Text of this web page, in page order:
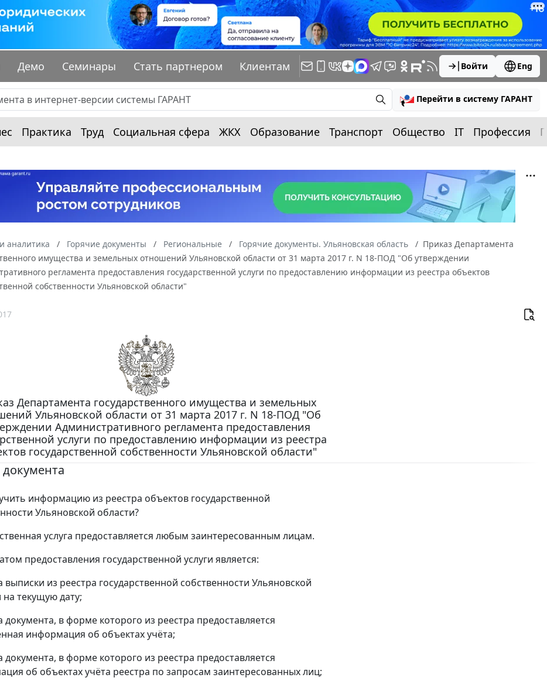
Демо Семинары Стать партнером Клиентам Войти Eng
Перейти в систему ГАРАНТ
Практика Труд Социальная сфера ЖКХ Образование Транспорт Общество IT Профессия
аналитика Горячие документы Региональные Горячие документы. Ульяновская область
Приказ Департамента
имущества и земельных отношений Ульяновской области от 31 марта 2017 г. N 18-ПОД "Об утверждении
регламента предоставления государственной услуги по предоставлению информации из реестра объектов
собственности Ульяновской области"
Департамента государственного имущества и земельных
Ульяновской области от 31 марта 2017 г. N 18-ПОД "Об
Административного регламента предоставления
услуги по предоставлению информации из реестра
государственной собственности Ульяновской области"
информацию из реестра объектов государственной
Ульяновской области?
услуга предоставляется любым заинтересованным лицам.
предоставления государственной услуги является:
выписки из реестра государственной собственности Ульяновской
на текущую дату;
документа, в форме которого из реестра предоставляется
информация об объектах учёта;
документа, в форме которого из реестра предоставляется
об объектах учёта реестра по запросам заинтересованных лиц;